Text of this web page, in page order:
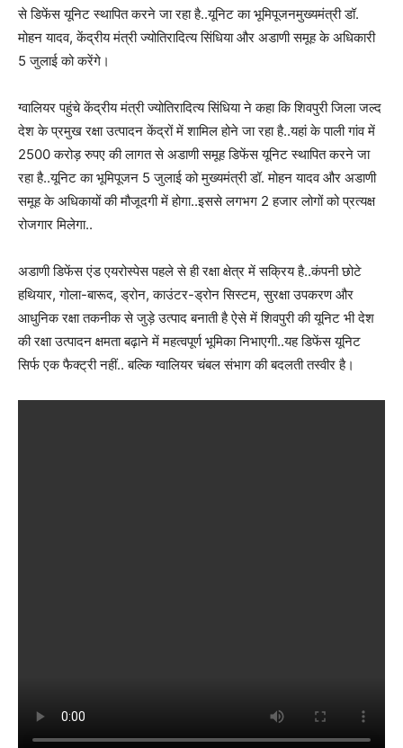
से डिफेंस यूनिट स्थापित करने जा रहा है..यूनिट का भूमिपूजनमुख्यमंत्री डॉ.
मोहन यादव, केंद्रीय मंत्री ज्योतिरादित्य सिंधिया और अडाणी समूह के अधिकारी
5 जुलाई को करेंगे।
ग्वालियर पहुंचे केंद्रीय मंत्री ज्योतिरादित्य सिंधिया ने कहा कि शिवपुरी जिला जल्द
देश के प्रमुख रक्षा उत्पादन केंद्रों में शामिल होने जा रहा है..यहां के पाली गांव में
2500 करोड़ रुपए की लागत से अडाणी समूह डिफेंस यूनिट स्थापित करने जा
रहा है..यूनिट का भूमिपूजन 5 जुलाई को मुख्यमंत्री डॉ. मोहन यादव और अडाणी
समूह के अधिकायों की मौजूदगी में होगा..इससे लगभग 2 हजार लोगों को प्रत्यक्ष
रोजगार मिलेगा..
अडाणी डिफेंस एंड एयरोस्पेस पहले से ही रक्षा क्षेत्र में सक्रिय है..कंपनी छोटे
हथियार, गोला-बारूद, ड्रोन, काउंटर-ड्रोन सिस्टम, सुरक्षा उपकरण और
आधुनिक रक्षा तकनीक से जुड़े उत्पाद बनाती है ऐसे में शिवपुरी की यूनिट भी देश
की रक्षा उत्पादन क्षमता बढ़ाने में महत्वपूर्ण भूमिका निभाएगी..यह डिफेंस यूनिट
सिर्फ एक फैक्ट्री नहीं.. बल्कि ग्वालियर चंबल संभाग की बदलती तस्वीर है।